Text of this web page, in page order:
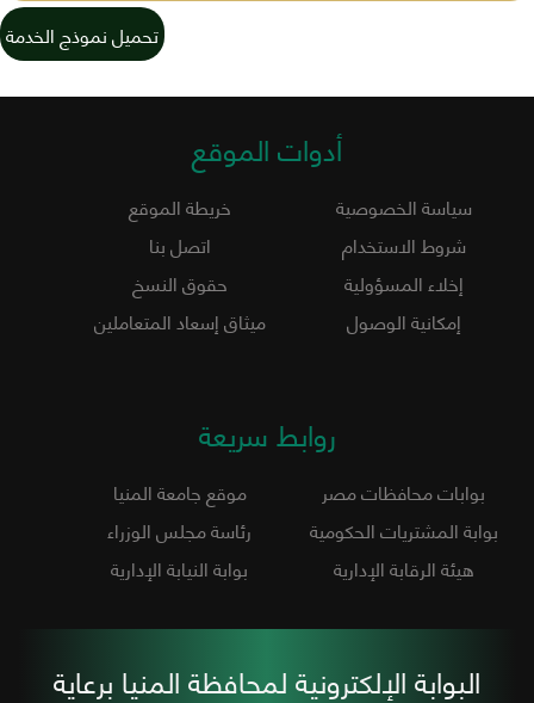
تحميل نموذج الخدمة
أدوات الموقع
سياسة الخصوصية
خريطة الموقع
شروط الاستخدام
اتصل بنا
إخلاء المسؤولية
حقوق النسخ
إمكانية الوصول
ميثاق إسعاد المتعاملين
روابط سريعة
بوابات محافظات مصر
موقع جامعة المنيا
بوابة المشتريات الحكومية
رئاسة مجلس الوزراء
هيئة الرقابة الإدارية
بوابة النيابة الإدارية
البوابة الإلكترونية لمحافظة المنيا برعاية